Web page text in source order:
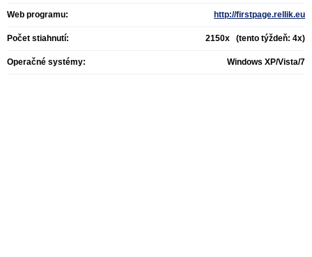
Web programu: http://firstpage.rellik.eu
Počet stiahnutí: 2150x (tento týždeň: 4x)
Operačné systémy: Windows XP/Vista/7